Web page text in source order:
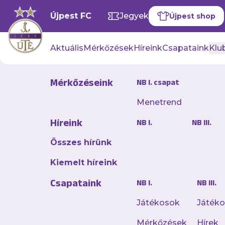
Újpest FC Jegyek Újpest shop
AktuálisMérkőzésekHíreinkCsapataink
Mérkőzéseink NB I. csapat
Menetrend
Híreink
Összes hírünk
Kiemelt híreink
NB I. NB III.
Csapataink NB I.
Játékosok
Mérkőzések
NB III.
Hírek
kupanegyeddöntőt
szezonnyitón